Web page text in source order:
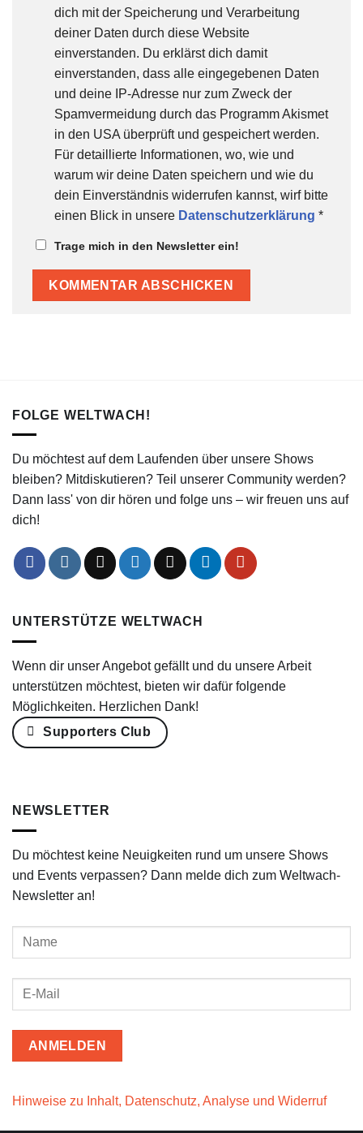
dich mit der Speicherung und Verarbeitung
deiner Daten durch diese Website
einverstanden. Du erklärst dich damit
einverstanden, dass alle eingegebenen Daten
und deine IP-Adresse nur zum Zweck der
Spamvermeidung durch das Programm Akismet
in den USA überprüft und gespeichert werden.
Für detaillierte Informationen, wo, wie und
warum wir deine Daten speichern und wie du
dein Einverständnis widerrufen kannst, wirf bitte
einen Blick in unsere Datenschutzerklärung *
Trage mich in den Newsletter ein!
FOLGE WELTWACH!
Du möchtest auf dem Laufenden über unsere Shows
bleiben? Mitdiskutieren? Teil unserer Community werden?
Dann lass' von dir hören und folge uns – wir freuen uns auf
dich!
UNTERSTÜTZE WELTWACH
Wenn dir unser Angebot gefällt und du unsere Arbeit
unterstützen möchtest, bieten wir dafür folgende
Möglichkeiten. Herzlichen Dank!
Supporters Club
NEWSLETTER
Du möchtest keine Neuigkeiten rund um unsere Shows
und Events verpassen? Dann melde dich zum Weltwach-
Newsletter an!
Hinweise zu Inhalt, Datenschutz, Analyse und Widerruf